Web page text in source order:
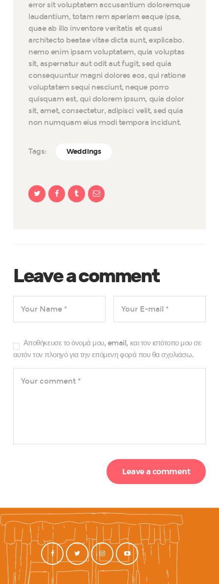
error sit voluptatem accusantium doloremque
laudantium, totam rem aperiam eaque ipsa,
quae ab illo inventore veritatis et quasi
architecto beatae vitae dicta sunt, explicabo.
nemo enim ipsam voluptatem, quia voluptas
sit, aspernatur aut odit aut fugit, sed quia
consequuntur magni dolores eos, qui ratione
voluptatem sequi nesciunt, neque porro
quisquam est, qui dolorem ipsum, quia dolor
sit, amet, consectetur, adipisci velit, sed quia
non numquam eius modi tempora incidunt.
Tags: Weddings
Leave a comment
Αποθήκευσε το όνομά μου, email, και τον ιστότοπο μου σε
αυτόν τον πλοηγό για την επόμενη φορά που θα σχολιάσω.